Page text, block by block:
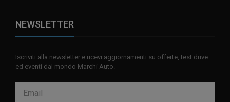
NEWSLETTER
Iscriviti alla newsletter e ricevi aggiornamenti su offerte, test drive
ed eventi dal mondo Marchi Auto.